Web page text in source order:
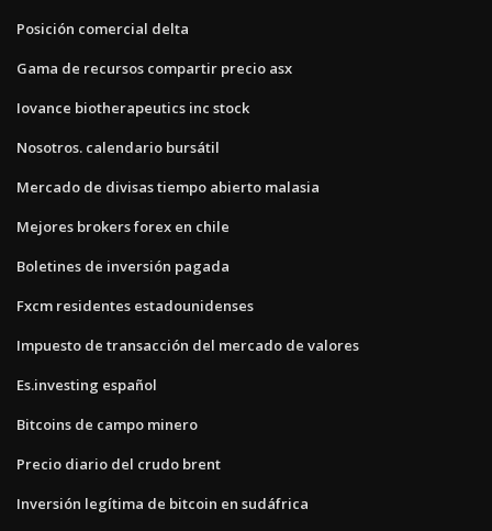
Posición comercial delta
Gama de recursos compartir precio asx
Iovance biotherapeutics inc stock
Nosotros. calendario bursátil
Mercado de divisas tiempo abierto malasia
Mejores brokers forex en chile
Boletines de inversión pagada
Fxcm residentes estadounidenses
Impuesto de transacción del mercado de valores
Es.investing español
Bitcoins de campo minero
Precio diario del crudo brent
Inversión legítima de bitcoin en sudáfrica